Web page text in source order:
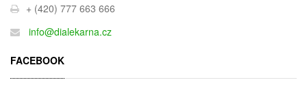
+ (420) 777 663 666
info@dialekarna.cz
FACEBOOK